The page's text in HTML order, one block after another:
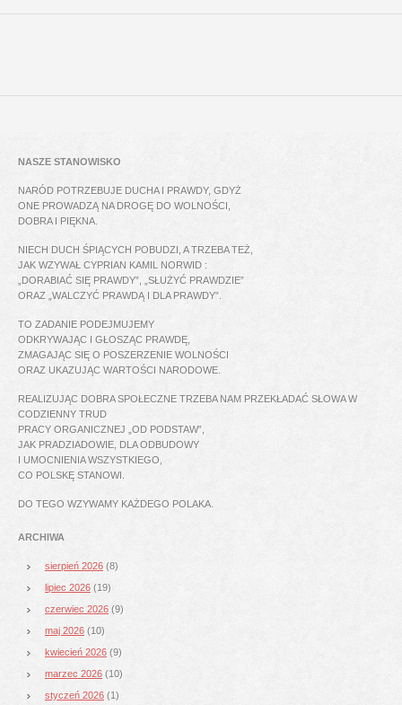
NASZE STANOWISKO
NARÓD POTRZEBUJE DUCHA I PRAWDY, GDYŻ
ONE PROWADZĄ NA DROGĘ DO WOLNOŚCI,
DOBRA I PIĘKNA.
NIECH DUCH ŚPIĄCYCH POBUDZI, A TRZEBA TEŻ,
JAK WZYWAŁ CYPRIAN KAMIL NORWID :
„DORABIAĆ SIĘ PRAWDY”, „SŁUŻYĆ PRAWDZIE”
ORAZ „WALCZYĆ PRAWDĄ I DLA PRAWDY”.
TO ZADANIE PODEJMUJEMY
ODKRYWAJĄC I GŁOSZĄC PRAWDĘ,
ZMAGAJĄC SIĘ O POSZERZENIE WOLNOŚCI
ORAZ UKAZUJĄC WARTOŚCI NARODOWE.
REALIZUJĄC DOBRA SPOŁECZNE TRZEBA NAM PRZEKŁADAĆ SŁOWA W
CODZIENNY TRUD
PRACY ORGANICZNEJ „OD PODSTAW”,
JAK PRADZIADOWIE, DLA ODBUDOWY
I UMOCNIENIA WSZYSTKIEGO,
CO POLSKĘ STANOWI.
DO TEGO WZYWAMY KAŻDEGO POLAKA.
ARCHIWA
sierpień 2026 (8)
lipiec 2026 (19)
czerwiec 2026 (9)
maj 2026 (10)
kwiecień 2026 (9)
marzec 2026 (10)
styczeń 2026 (1)